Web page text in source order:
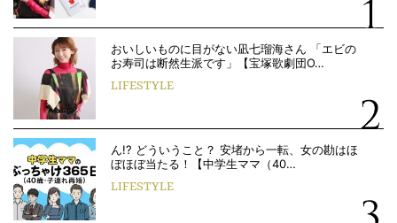
おいしいものに目がない凪七瑠海さん 「エビの
お寿司は断然生派です」【宝塚歌劇団O…
LIFESTYLE
ん!? どういうこと？ 安堵から一転、女の勘はほ
ぼほぼ当たる！【中学生ママ（40…
LIFESTYLE